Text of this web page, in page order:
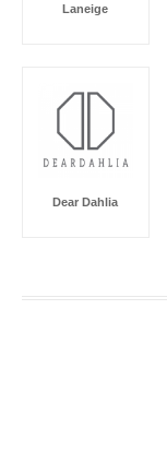
Laneige
Dear Dahlia